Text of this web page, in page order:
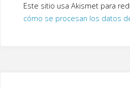
Este sitio usa Akismet para
cómo se procesan los datos